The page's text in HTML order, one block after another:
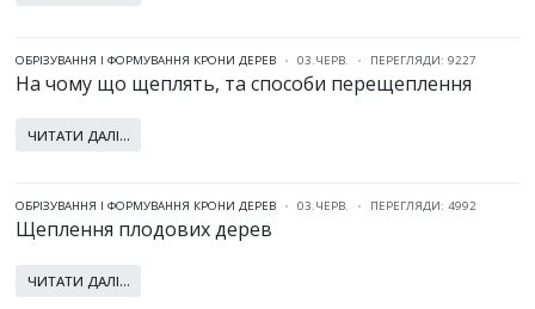
ОБРІЗУВАННЯ І ФОРМУВАННЯ КРОНИ ДЕРЕВ 03.ЧЕРВ. ПЕРЕГЛЯДИ: 9227
На чому що щеплять, та способи перещеплення
ЧИТАТИ ДАЛІ...
ОБРІЗУВАННЯ І ФОРМУВАННЯ КРОНИ ДЕРЕВ 03.ЧЕРВ. ПЕРЕГЛЯДИ: 4992
Щеплення плодових дерев
ЧИТАТИ ДАЛІ...